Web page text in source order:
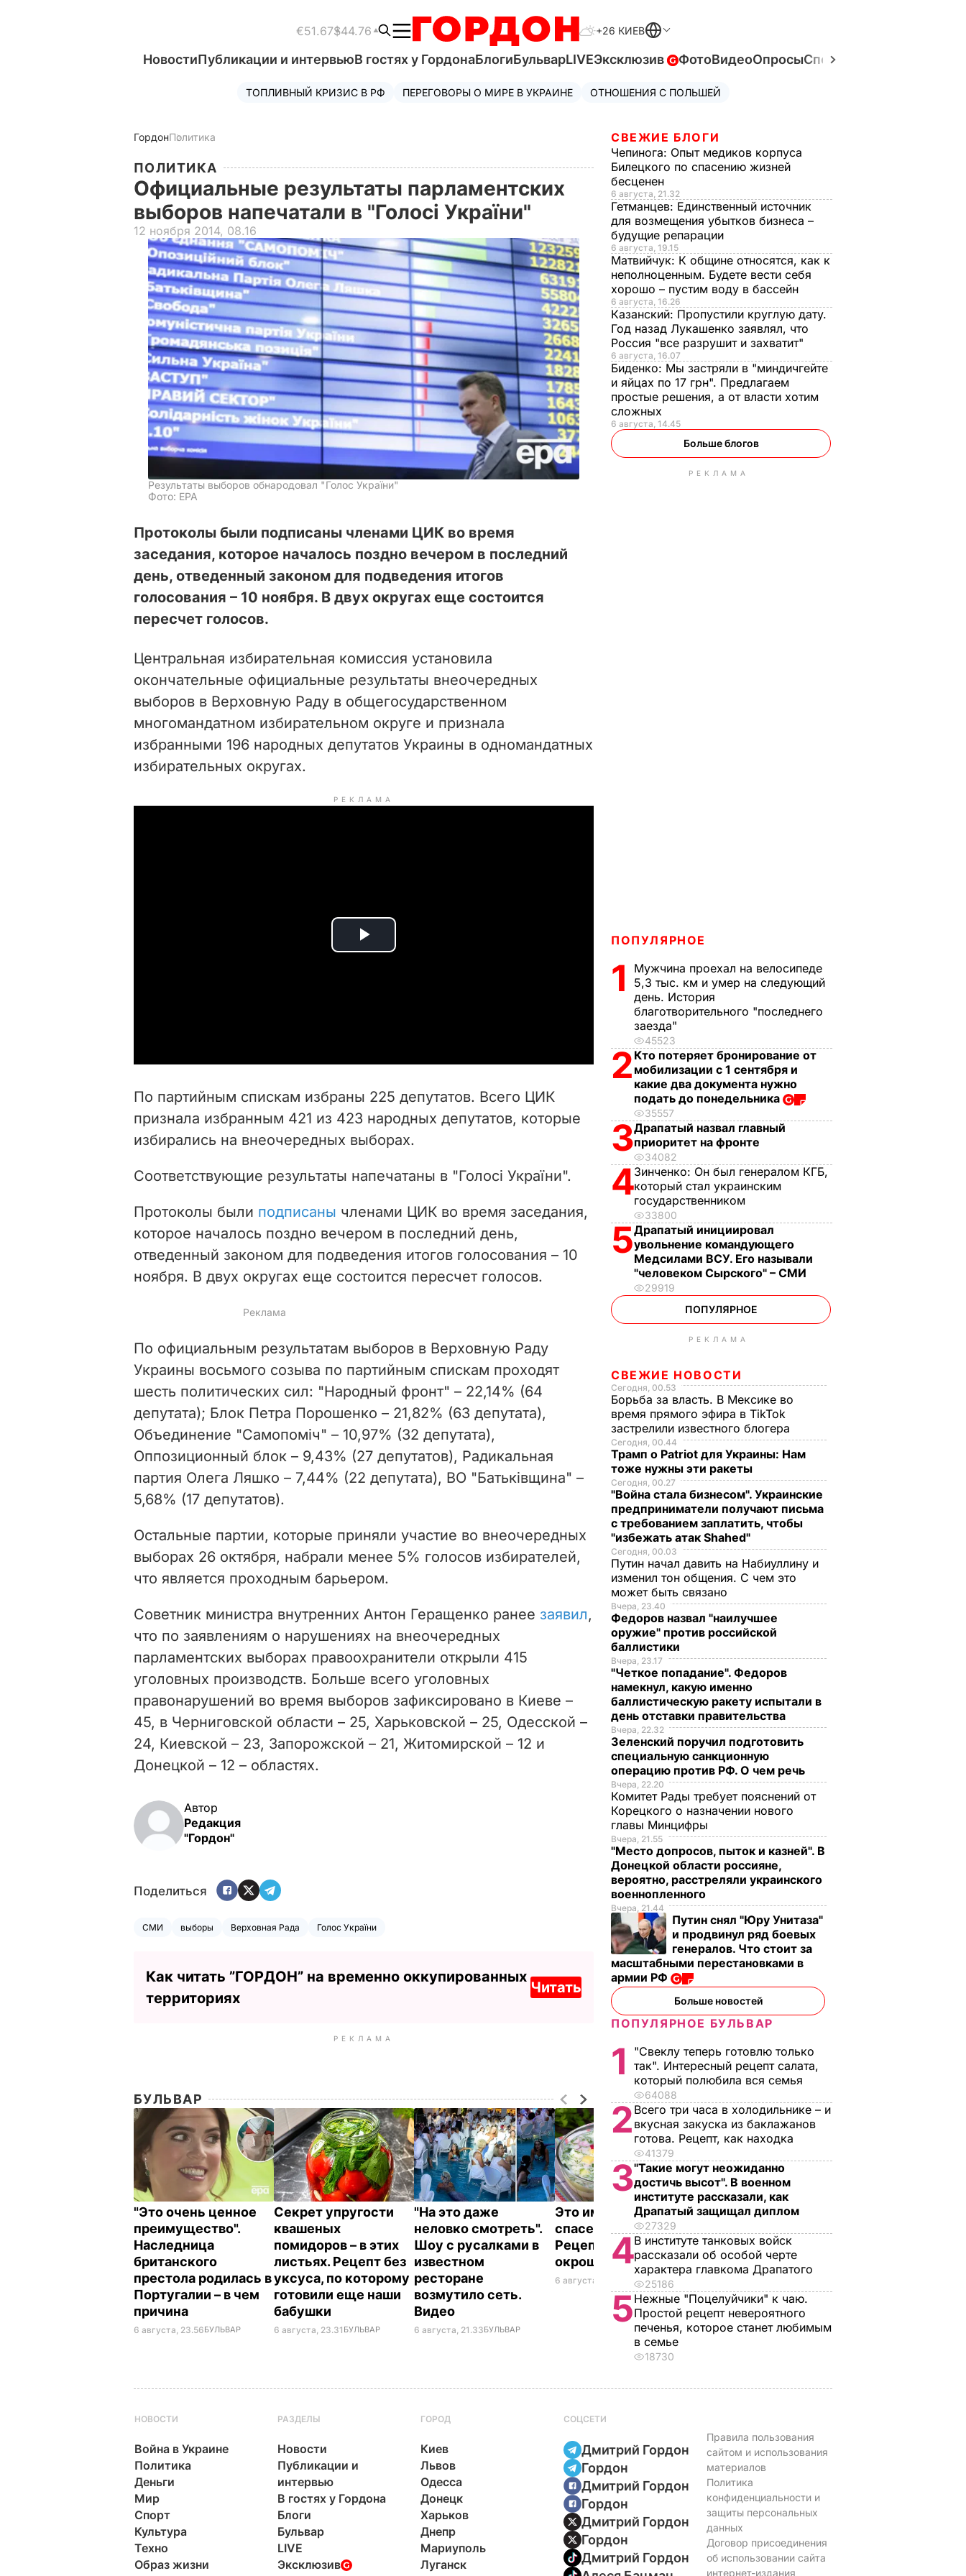
€51.67$44.76 +26 КИЕВ
НовостиПубликации и интервьюВ гостях у ГордонаБлогиБульварLIVEЭксклюзив ФотоВидеоОпросыСпецпроекты
ТОПЛИВНЫЙ КРИЗИС В РФ ПЕРЕГОВОРЫ О МИРЕ В УКРАИНЕ ОТНОШЕНИЯ С ПОЛЬШЕЙ
ГордонПолитика
ПОЛИТИКА
Официальные результаты парламентских
выборов напечатали в "Голосі України"
12 ноября 2014, 08.16
Результаты выборов обнародовал "Голос України"
Фото: ЕРА
Протоколы были подписаны членами ЦИК во время
заседания, которое началось поздно вечером в последний
день, отведенный законом для подведения итогов
голосования – 10 ноября. В двух округах еще состоится
пересчет голосов.
Центральная избирательная комиссия установила
окончательные официальные результаты внеочередных
выборов в Верховную Раду в общегосударственном
многомандатном избирательном округе и признала
избранными 196 народных депутатов Украины в одномандатных
избирательных округах.
РЕКЛАМА
P
i
d
e
o
По партийным спискам избраны 225 депутатов. Всего ЦИК
признала избранным 421 из 423 народных депутатов, которые
избирались на внеочередных выборах.
Соответствующие результаты напечатаны в "Голосі України".
Протоколы были подписаны членами ЦИК во время заседания,
которое началось поздно вечером в последний день,
отведенный законом для подведения итогов голосования – 10
ноября. В двух округах еще состоится пересчет голосов.
По официальным результатам выборов в Верховную Раду
Украины восьмого созыва по партийным спискам проходят
шесть политических сил: "Народный фронт" – 22,14% (64
депутата); Блок Петра Порошенко – 21,82% (63 депутата),
Объединение "Самопоміч" – 10,97% (32 депутата),
Оппозиционный блок – 9,43% (27 депутатов), Радикальная
партия Олега Ляшко – 7,44% (22 депутата), ВО "Батьківщина" –
5,68% (17 депутатов).
Остальные партии, которые приняли участие во внеочередных
выборах 26 октября, набрали менее 5% голосов избирателей,
что является проходным барьером.
Советник министра внутренних Антон Геращенко ранее заявил,
что по заявлениям о нарушениях на внеочередных
парламентских выборах правоохранители открыли 415
уголовных производств. Больше всего уголовных
правонарушений во время выборов зафиксировано в Киеве –
45, в Черниговской области – 25, Харьковской – 25, Одесской –
24, Киевской – 23, Запорожской – 21, Житомирской – 12 и
Донецкой – 12 – областях.
Автор
Редакция
"Гордон"
Поделиться
СМИ выборы Верховная Рада Голос України
Как читать ”ГОРДОН” на временно оккупированных
территориях
Читать
РЕКЛАМА
БУЛЬВАР
"Это очень ценное
преимущество".
Наследница
британского
престола родилась в
Португалии – в чем
причина
6 августа, 23.56БУЛЬВАР
Секрет упругости
квашеных
помидоров – в этих
листьях. Рецепт без
уксуса, по которому
готовили еще наши
бабушки
6 августа, 23.31 БУЛЬВАР
"На это даже
неловко смотреть".
Шоу с русалками в
известном
ресторане
возмутило сеть.
Видео
6 августа, 21.33БУЛЬВАР
Это именно то, что
спасет в жару.
Рецепт вкуснейшей
окрошки
6 августа, 18.21 БУЛЬВАР
"Хрустящие
внутри". Самые
вкусные жареные
кабачки
6 августа, 18.09БУЛЬВАР
СВЕЖИЕ БЛОГИ
Чепинога: Опыт медиков корпуса
Билецкого по спасению жизней
бесценен
6 августа, 21.32
Гетманцев: Единственный источник
для возмещения убытков бизнеса –
будущие репарации
6 августа, 19.15
Матвийчук: К общине относятся, как к
неполноценным. Будете вести себя
хорошо – пустим воду в бассейн
6 августа, 16.26
Казанский: Пропустили круглую дату.
Год назад Лукашенко заявлял, что
Россия "все разрушит и захватит"
6 августа, 16.07
Биденко: Мы застряли в "миндичгейте
и яйцах по 17 грн". Предлагаем
простые решения, а от власти хотим
сложных
6 августа, 14.45
Больше блогов
РЕКЛАМА
ПОПУЛЯРНОЕ
1
Мужчина проехал на велосипеде
5,3 тыс. км и умер на следующий
день. История
благотворительного "последнего
заезда"
45523
2 Кто потеряет бронирование от
мобилизации с 1 сентября и
какие два документа нужно
подать до понедельника
35557
3Драпатый назвал главный
приоритет на фронте
34082
4Зинченко: Он был генералом КГБ,
который стал украинским
государственником
33800
5Драпатый инициировал
увольнение командующего
Медсилами ВСУ. Его называли
"человеком Сырского" – СМИ
29919
ПОПУЛЯРНОЕ
РЕКЛАМА
СВЕЖИЕ НОВОСТИ
Сегодня, 00.53
Борьба за власть. В Мексике во
время прямого эфира в TikTok
застрелили известного блогера
Сегодня, 00.44
Трамп о Patriot для Украины: Нам
тоже нужны эти ракеты
Сегодня, 00.27
"Война стала бизнесом". Украинские
предприниматели получают письма
с требованием заплатить, чтобы
"избежать атак Shahed"
Сегодня, 00.03
Путин начал давить на Набиуллину и
изменил тон общения. С чем это
может быть связано
Вчера, 23.40
Федоров назвал "наилучшее
оружие" против российской
баллистики
Вчера, 23.17
"Четкое попадание". Федоров
намекнул, какую именно
баллистическую ракету испытали в
день отставки правительства
Вчера, 22.32
Зеленский поручил подготовить
специальную санкционную
операцию против РФ. О чем речь
Вчера, 22.20
Комитет Рады требует пояснений от
Корецкого о назначении нового
главы Минцифры
Вчера, 21.55
"Место допросов, пыток и казней". В
Донецкой области россияне,
вероятно, расстреляли украинского
военнопленного
Вчера, 21.44
Путин снял "Юру Унитаза"
и продвинул ряд боевых
генералов. Что стоит за
масштабными перестановками в
армии РФ
Больше новостей
ПОПУЛЯРНОЕ БУЛЬВАР
1
"Свеклу теперь готовлю только
так". Интересный рецепт салата,
который полюбила вся семья
64088
2 Всего три часа в холодильнике – и
вкусная закуска из баклажанов
готова. Рецепт, как находка
41379
3"Такие могут неожиданно
достичь высот". В военном
институте рассказали, как
Драпатый защищал диплом
27329
4В институте танковых войск
рассказали об особой черте
характера главкома Драпатого
25186
5Нежные "Поцелуйчики" к чаю.
Простой рецепт невероятного
печенья, которое станет любимым
в семье
18730
НОВОСТИ
Война в Украине
Политика
Деньги
Мир
Спорт
Культура
Техно
Образ жизни
РАЗДЕЛЫ
Новости
Публикации и
интервью
В гостях у Гордона
Блоги
Бульвар
LIVE
Эксклюзив
ГОРОД
Киев
Львов
Одесса
Донецк
Харьков
Днепр
Мариуполь
Луганск
СОЦСЕТИ
Дмитрий Гордон
Гордон
Дмитрий Гордон
Гордон
Дмитрий Гордон
Гордон
Дмитрий Гордон
Правила пользования
сайтом и использования
материалов
Политика
конфиденциальности и
защиты персональных
данных
Договор присоединения
об использовании сайта
интернет-издания